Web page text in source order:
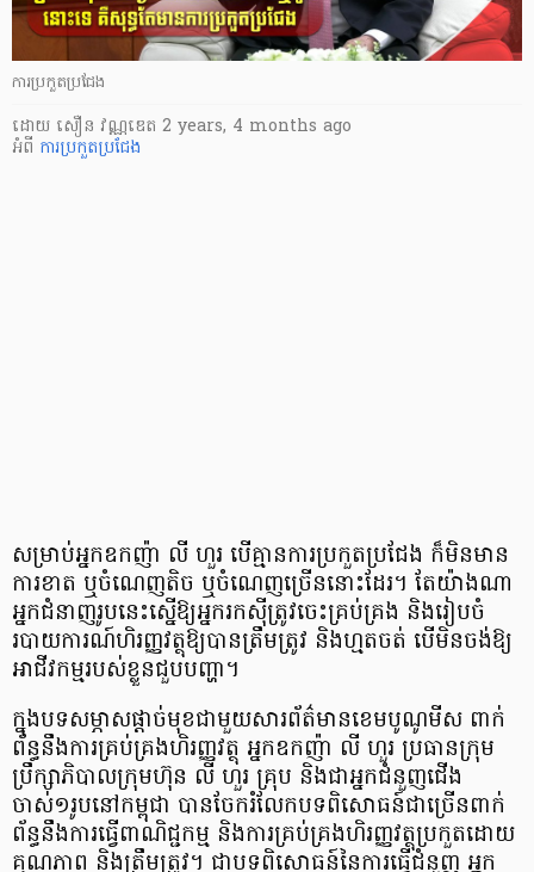
ការប្រកួតប្រជែង
ដោយ សឿន វណ្ណឌេត 2 years, 4 months ago
អំពី ការប្រកួតប្រជែង
សម្រាប់អ្នកឧកញ៉ា លី ហួរ បើគ្មានការប្រកួតប្រជែង ក៏មិនមាន
ការខាត ឬចំណេញតិច ឬចំណេញច្រើននោះដែរ។ តែយ៉ាងណា
អ្នកជំនាញរូបនេះស្នើឱ្យអ្នករកស៊ីត្រូវចេះគ្រប់គ្រង និងរៀបចំ
របាយការណ៍ហិរញ្ញវត្ថុឱ្យបានត្រឹមត្រូវ និងហ្មតចត់ បើមិនចង់ឱ្យ
អាជីវកម្មរបស់ខ្លួនជួបបញ្ហា។
ក្នុងបទសម្ភាសផ្តាច់មុខជាមួយសារព័ត៌មានខេមបូណូមីស ពាក់
ព័ន្ធនឹងការគ្រប់គ្រងហិរញ្ញវត្ថុ អ្នកឧកញ៉ា លី ហួរ ប្រធានក្រុម
ប្រឹក្សាភិបាលក្រុមហ៊ុន លី ហួរ គ្រុប និងជាអ្នកជំនួញជើង
ចាស់១រូបនៅកម្ពុជា បានចែករំលែកបទពិសោធន៍ជាច្រើនពាក់
ព័ន្ធនឹងការធ្វើពាណិជ្ជកម្ម និងការគ្រប់គ្រងហិរញ្ញវត្ថុប្រកួតដោយ
គុណភាព និងត្រឹមត្រូវ។ ជាបទពិសោធន៍នៃការធ្វើជំនួញ អ្នក